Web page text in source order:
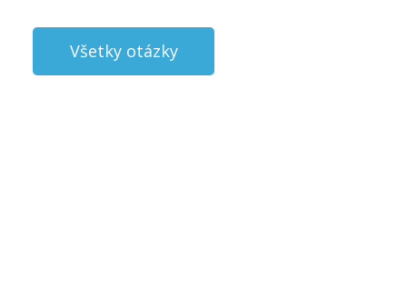
Všetky otázky